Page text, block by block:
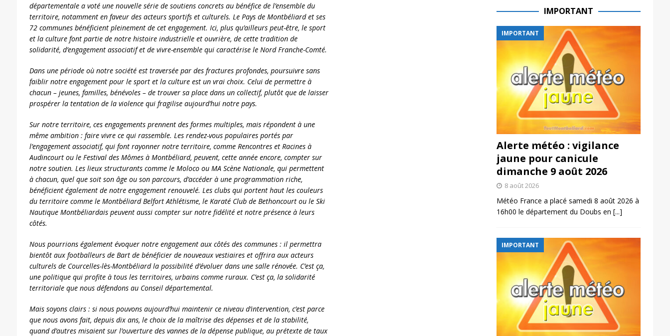
départementale a voté une nouvelle série de soutiens concrets au bénéfice de l’ensemble du
territoire, notamment en faveur des acteurs sportifs et culturels. Le Pays de Montbéliard et ses
72 communes bénéficient pleinement de cet engagement. Ici, plus qu’ailleurs peut-être, le sport
et la culture font partie de notre histoire industrielle et ouvrière, de cette tradition de
solidarité, d’engagement associatif et de vivre-ensemble qui caractérise le Nord Franche-Comté.
Dans une période où notre société est traversée par des fractures profondes, poursuivre sans
faiblir notre engagement pour le sport et la culture est un vrai choix. Celui de permettre à
chacun – jeunes, familles, bénévoles – de trouver sa place dans un collectif, plutôt que de laisser
prospérer la tentation de la violence qui fragilise aujourd’hui notre pays.
Sur notre territoire, ces engagements prennent des formes multiples, mais répondent à une
même ambition : faire vivre ce qui rassemble. Les rendez-vous populaires portés par
l’engagement associatif, qui font rayonner notre territoire, comme Rencontres et Racines à
Audincourt ou le Festival des Mômes à Montbéliard, peuvent, cette année encore, compter sur
notre soutien. Les lieux structurants comme le Moloco ou MA Scène Nationale, qui permettent
à chacun, quel que soit son âge ou son parcours, d’accéder à une programmation riche,
bénéficient également de notre engagement renouvelé. Les clubs qui portent haut les couleurs
du territoire comme le Montbéliard Belfort Athlétisme, le Karaté Club de Bethoncourt ou le Ski
Nautique Montbéliardais peuvent aussi compter sur notre fidélité et notre présence à leurs
côtés.
Nous pourrions également évoquer notre engagement aux côtés des communes : il permettra
bientôt aux footballeurs de Bart de bénéficier de nouveaux vestiaires et offrira aux acteurs
culturels de Courcelles-lès-Montbéliard la possibilité d’évoluer dans une salle rénovée. C’est ça,
une politique qui profite à tous les territoires, urbains comme ruraux. C’est ça, la solidarité
territoriale que nous défendons au Conseil départemental.
Mais soyons clairs : si nous pouvons aujourd’hui maintenir ce niveau d’intervention, c’est parce
que nous avons fait, depuis dix ans, le choix de la maîtrise des dépenses et de la stabilité,
quand d’autres misaient sur l’ouverture des vannes de la dépense publique, au prétexte de taux
IMPORTANT
IMPORTANT
Alerte météo : vigilance
jaune pour canicule
dimanche 9 août 2026
8 août 2026
Météo France a placé samedi 8 août 2026 à
16h00 le département du Doubs en [...]
IMPORTANT